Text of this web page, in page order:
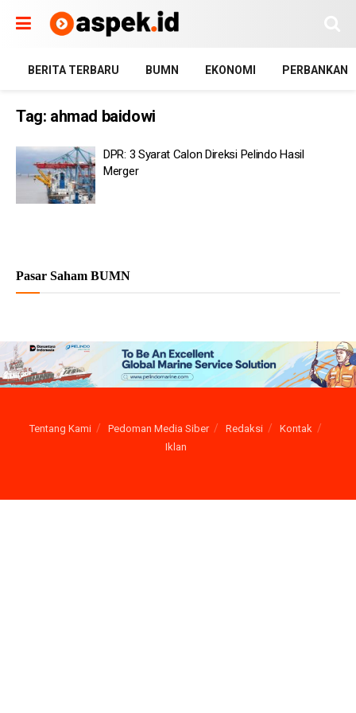
BERITA TERBARU BUMN EKONOMI PERBANKAN
Tag: ahmad baidowi
DPR: 3 Syarat Calon Direksi Pelindo Hasil
Merger
Pasar Saham BUMN
Tentang Kami Pedoman Media Siber Redaksi
Kontak
Iklan